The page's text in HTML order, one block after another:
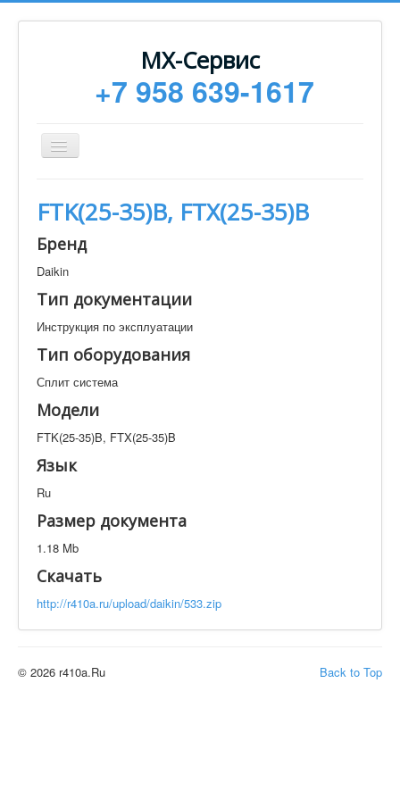
МХ-Сервис
+7 958 639-1617
Toggle
Navigation
Монтаж
Сервисное обслуживание
Техническая документация
Статьи
Техническая документация
Искать
Производитель
Элементов на страницу
FTK(25-35)B, FTX(25-35)B
Бренд
Daikin
Тип документации
Инструкция по эксплуатации
Тип оборудования
Сплит система
Модели
FTK(25-35)B, FTX(25-35)B
Язык
Ru
Размер документа
1.18 Mb
Скачать
http://r410a.ru/upload/daikin/533.zip
Back to Top
© 2026 r410a.Ru